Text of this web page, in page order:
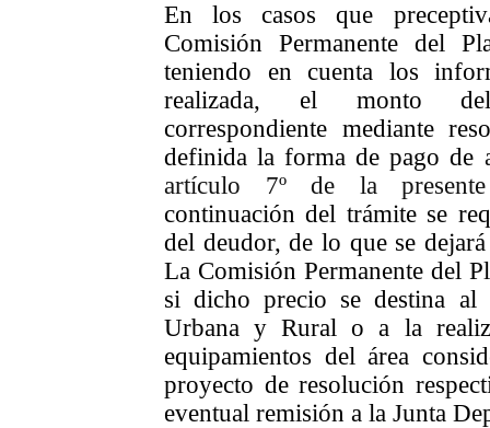
En los casos que
Comisión Permanente del
teniendo en cuenta los
realizada, el monto del
correspondiente mediante
definida la forma de pago de
artículo 7º de la
continuación del trámite se
del deudor, de lo que se
La Comisión Permanente del
si dicho precio se destina al
Urbana y Rural o a la
equipamientos del área
proyecto de resolución
eventual remisión a la Junta